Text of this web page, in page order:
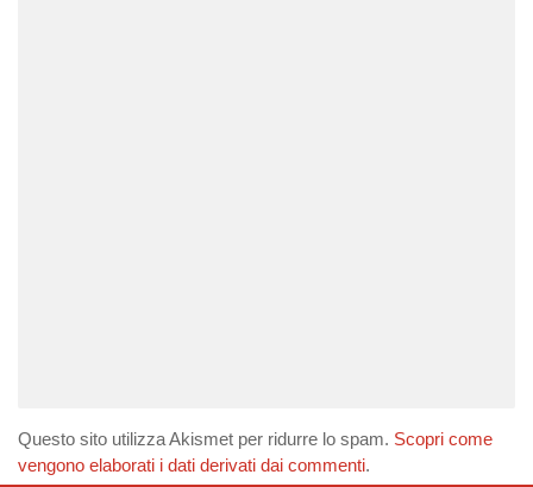
Questo sito utilizza Akismet per ridurre lo spam. Scopri come
vengono elaborati i dati derivati dai commenti.